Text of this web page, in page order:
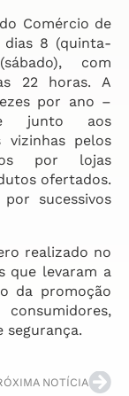
Comércio de
dias 8 (quinta-
com
22 horas. A
por ano –
junto aos
vizinhas pelos
por lojas
ofertados.
sucessivos
realizado no
que levaram a
da promoção
segurança.
NOTÍCIA